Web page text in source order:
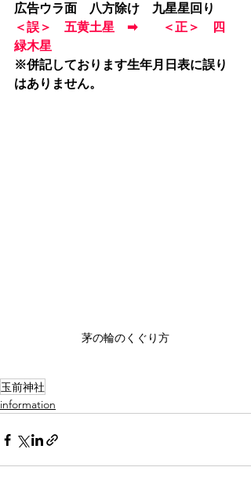
広告ウラ面　八方除け　九星星回り
＜誤＞　五黄土星　➡　　＜正＞　四
緑木星
※併記しております生年月日表に誤り
はありません。
茅の輪のくぐり方
玉前神社
information